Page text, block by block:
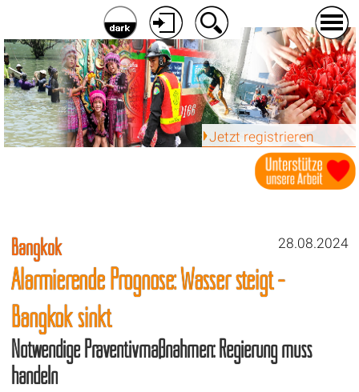
Jetzt registrieren
28.08.2024
Bangkok
Alarmierende Prognose: Wasser steigt -
Bangkok sinkt
Notwendige Präventivmaßnahmen: Regierung muss
handeln